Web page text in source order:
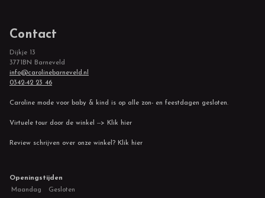
Contact
Dijkje 13
3771BN Barneveld
info@carolinebarneveld.nl
0342-42 23 46
Caroline mode voor baby & kind is op alle zon- en feestdagen gesloten.
Virtuele tour door de winkel --> Klik hier
Review schrijven over onze winkel? Klik hier
Openingstijden
Maandag
Gesloten